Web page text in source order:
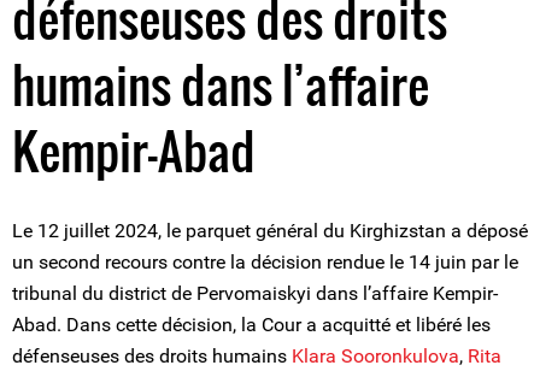
défenseuses des droits
humains dans l’affaire
Kempir-Abad
Le 12 juillet 2024, le parquet général du Kirghizstan a déposé
un second recours contre la décision rendue le 14 juin par le
tribunal du district de Pervomaiskyi dans l’affaire Kempir-
Abad. Dans cette décision, la Cour a acquitté et libéré les
défenseuses des droits humains Klara Sooronkulova, Rita